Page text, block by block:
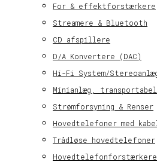
For & effektforstærkere
Streamere & Bluetooth
CD afspillere
D/A Konvertere (DAC)
Hi-Fi System/
Minianlæg,
Strømforsyning & Renser
Hovedtelefoner med
Trådløse hovedtelefoner
Hovedtelefonforstærkere